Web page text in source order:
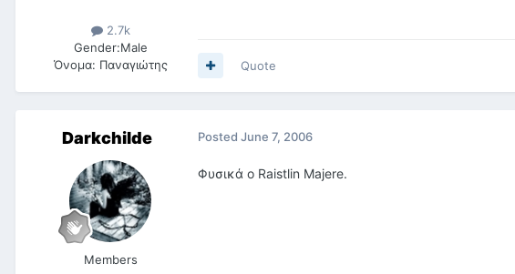
2.7k
Gender:Male
Όνομα: Παναγιώτης Quote
Darkchilde
Members
Posted June 7, 2006
Φυσικά o Raistlin Majere.